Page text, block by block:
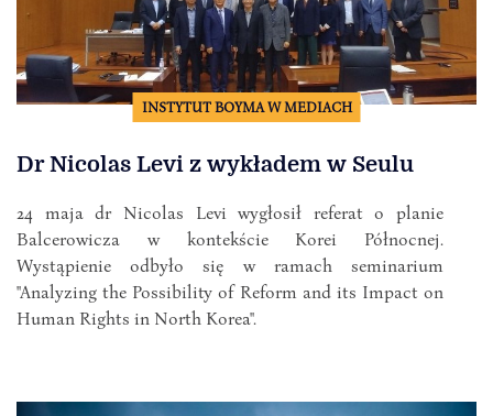
INSTYTUT BOYMA W MEDIACH
Dr Nicolas Levi z wykładem w Seulu
24 maja dr Nicolas Levi wygłosił referat o planie
Balcerowicza w kontekście Korei Północnej.
Wystąpienie odbyło się w ramach seminarium
"Analyzing the Possibility of Reform and its Impact on
Human Rights in North Korea".